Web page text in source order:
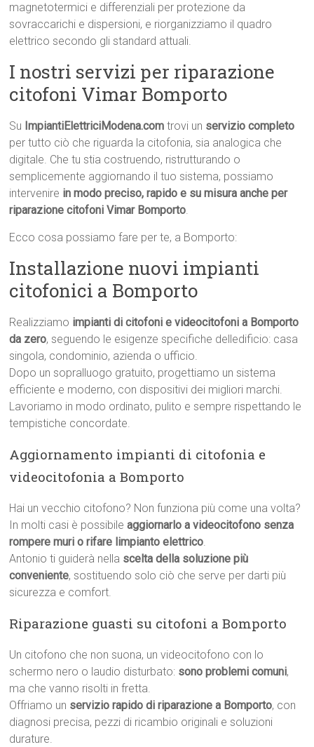
magnetotermici e differenziali per protezione da
sovraccarichi e dispersioni, e riorganizziamo il quadro
elettrico secondo gli standard attuali.
I nostri servizi per riparazione
citofoni Vimar Bomporto
Su ImpiantiElettriciModena.com trovi un servizio completo
per tutto ciò che riguarda la citofonia, sia analogica che
digitale. Che tu stia costruendo, ristrutturando o
semplicemente aggiornando il tuo sistema, possiamo
intervenire in modo preciso, rapido e su misura anche per
riparazione citofoni Vimar Bomporto.
Ecco cosa possiamo fare per te, a Bomporto:
Installazione nuovi impianti
citofonici a Bomporto
Realizziamo impianti di citofoni e videocitofoni a Bomporto
da zero, seguendo le esigenze specifiche delledificio: casa
singola, condominio, azienda o ufficio.
Dopo un sopralluogo gratuito, progettiamo un sistema
efficiente e moderno, con dispositivi dei migliori marchi.
Lavoriamo in modo ordinato, pulito e sempre rispettando le
tempistiche concordate.
Aggiornamento impianti di citofonia e
videocitofonia a Bomporto
Hai un vecchio citofono? Non funziona più come una volta?
In molti casi è possibileaggiornarlo a videocitofono senza
rompere muri o rifare limpianto elettrico.
Antonio ti guiderà nella scelta della soluzione più
conveniente, sostituendo solo ciò che serve per darti più
sicurezza e comfort.
Riparazione guasti su citofoni a Bomporto
Un citofono che non suona, un videocitofono con lo
schermo nero o laudio disturbato: sono problemi comuni,
ma che vanno risolti in fretta.
Offriamo un servizio rapido di riparazione a Bomporto, con
diagnosi precisa, pezzi di ricambio originali e soluzioni
durature.